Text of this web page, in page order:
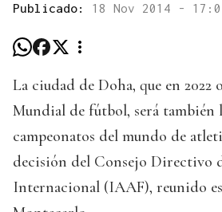
Publicado: 18 Nov 2014 -
La ciudad de Doha, que en 2022
Mundial de fútbol, será también
campeonatos del mundo de
decisión del Consejo Directivo
Internacional (IAAF), reunido